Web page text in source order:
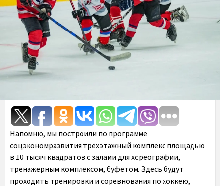
Напомню, мы построили по программе
соцэкономразвития трёхэтажный комплекс площадью
в 10 тысяч квадратов с залами для хореографии,
тренажерным комплексом, буфетом. Здесь будут
проходить тренировки и соревнования по хоккею,